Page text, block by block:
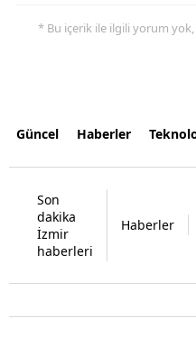
* Bu içerik ile ilgili yorum yok,
Güncel Haberler
Son
dakika
İzmir
haberleri
Haberler